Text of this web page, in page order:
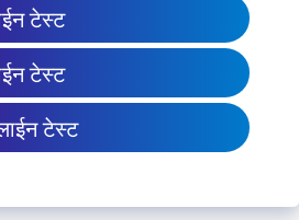
टेस्ट
टेस्ट
टेस्ट